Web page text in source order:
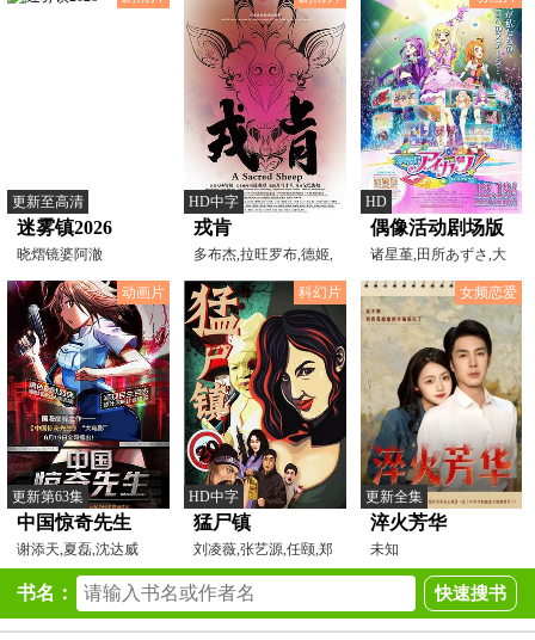
更新至高清
迷雾镇2026
晓熠镜婆阿澈
HD中字
戎肯
多布杰,拉旺罗布,德姬,
张馨月,洛桑达瓦,洛
HD
偶像活动剧场版
国语
诸星堇,田所あずさ,大
桥彩香,黑泽朋世,沼仓
动画片
更新第63集
中国惊奇先生
谢添天,夏磊,沈达威
科幻片
HD中字
猛尸镇
刘凌薇,张艺源,任颐,郑
冬,陈安娜,石阿奇
女频恋爱
更新全集
淬火芳华
未知
书名：